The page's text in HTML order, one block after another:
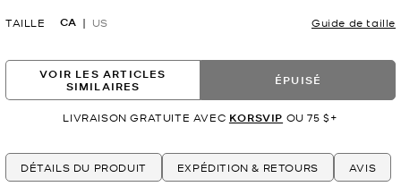
TAILLE CA US Guide de taille
VOIR LES ARTICLES
SIMILAIRES
ÉPUISÉ
LIVRAISON GRATUITE AVEC KORSVIP OU 75 $+
DÉTAILS DU PRODUIT EXPÉDITION & RETOURS AVIS